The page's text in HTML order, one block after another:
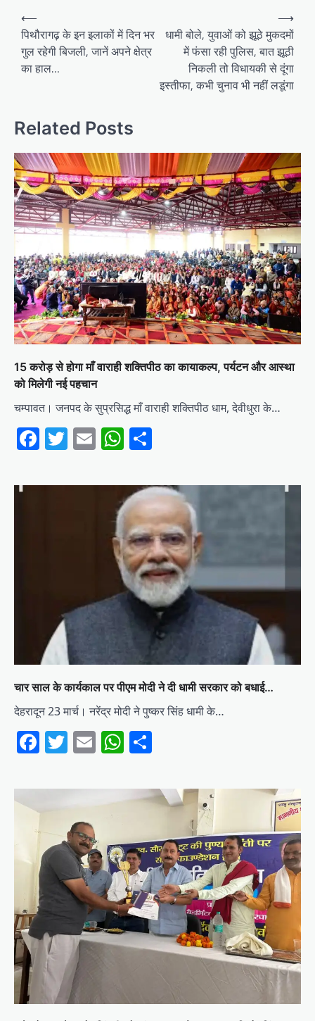
Post
navigation
⟵
पिथौरागढ़ के इन इलाकों में दिन भर
गुल रहेगी बिजली, जानें अपने क्षेत्र
का हाल…
धामी बोले, युवाओं को झूठे मुकदमों
में फंसा रही पुलिस, बात झूठी
निकली तो विधायकी से दूंगा
इस्तीफा, कभी चुनाव भी नहीं लडूंगा
⟶
Related Posts
15 करोड़ से होगा माँ वाराही शक्तिपीठ का कायाकल्प, पर्यटन और आस्था
को मिलेगी नई पहचान
चम्पावत। जनपद के सुप्रसिद्ध माँ वाराही शक्तिपीठ धाम, देवीधुरा के…
Facebook
Twitter
EmailWhatsApp
चार साल के कार्यकाल पर पीएम मोदी ने दी धामी सरकार को बधाई…
देहरादून 23 मार्च। नरेंद्र मोदी ने पुष्कर सिंह धामी के…
Facebook
Twitter
EmailWhatsApp